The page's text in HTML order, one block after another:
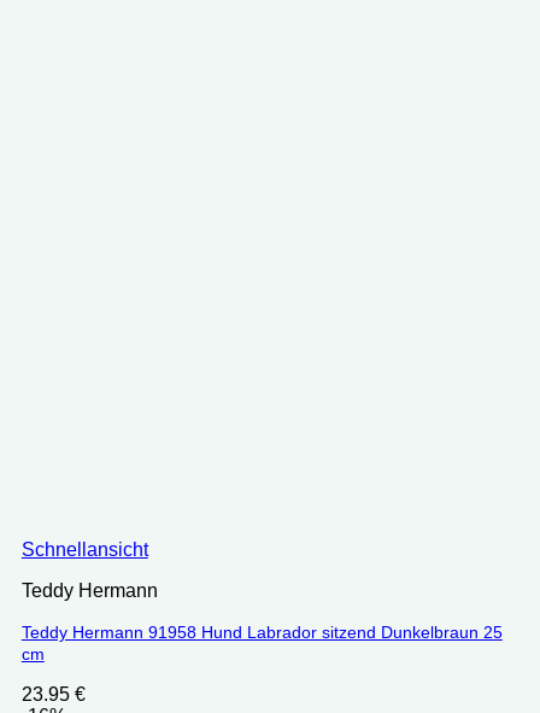
Schnellansicht
Teddy Hermann
Teddy Hermann 91958 Hund Labrador sitzend Dunkelbraun 25
cm
23.95 €